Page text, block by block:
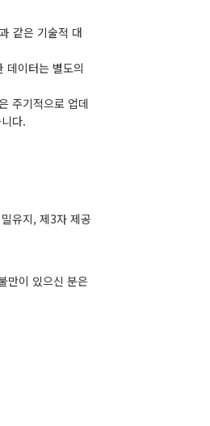
같은 기술적 대
데이터는 별도의
주기적으로 업데
다.
유지, 제3자 제공
만이 있으신 분은